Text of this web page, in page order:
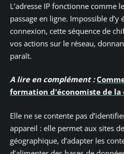
L’adresse IP fonctionne comme
passage en ligne. Impossible d’y
connexion, cette séquence de
vos actions sur le réseau,
paraît.
A lire en complément :
formation d'économiste de
Elle ne se contente pas
appareil : elle permet aux sites
géographique, d’adapter les